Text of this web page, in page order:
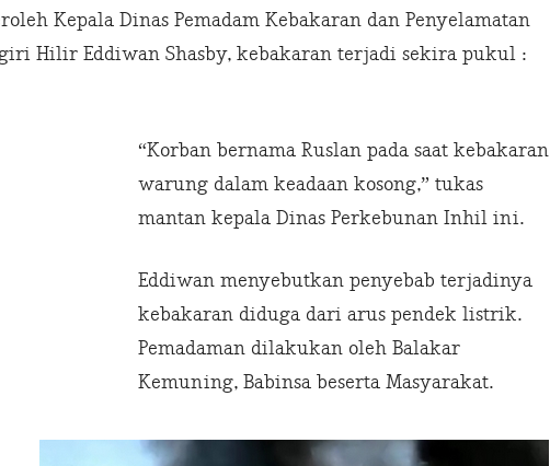
Kepala Dinas Pemadam Kebakaran dan Penyelamatan
Hilir Eddiwan Shasby, kebakaran terjadi sekira pukul :
“Korban bernama Ruslan pada saat kebakaran
warung dalam keadaan kosong,” tukas
mantan kepala Dinas Perkebunan Inhil ini.
Eddiwan menyebutkan penyebab terjadinya
kebakaran diduga dari arus pendek listrik.
Pemadaman dilakukan oleh Balakar
Kemuning, Babinsa beserta Masyarakat.